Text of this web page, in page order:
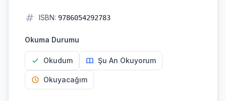
ISBN: 9786054292783
Okuma Durumu
Okudum Şu An Okuyorum
Okuyacağım